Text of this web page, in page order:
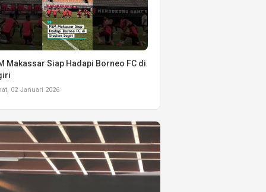
Makassar Siap Hadapi Borneo FC di
02 Januari 2026